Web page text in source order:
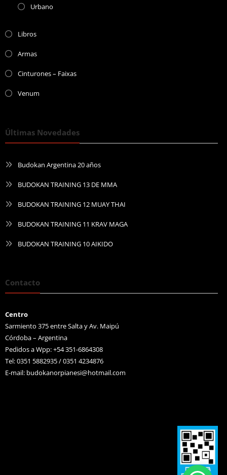
Urbano
Libros
Armas
Cinturones – Faixas
Venum
Últimas Novedades
Budokan Argentina 20 años
BUDOKAN TRAINING 13 DE MMA
BUDOKAN TRAINING 12 MUAY THAI
BUDOKAN TRAINING 11 KRAV MAGA
BUDOKAN TRAINING 10 AIKIDO
Contacto
Centro
Sarmiento 375 entre Salta y Av. Maipú
Córdoba – Argentina
Pedidos a Wpp: +54 351-6864308
Tel: 0351 5882935 / 0351 4234876
E-mail: budokanorpianesi@hotmail.com